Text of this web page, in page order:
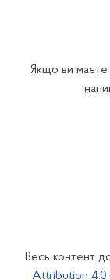
Якщо ви маєте
Весь контент
Attribution 4.0